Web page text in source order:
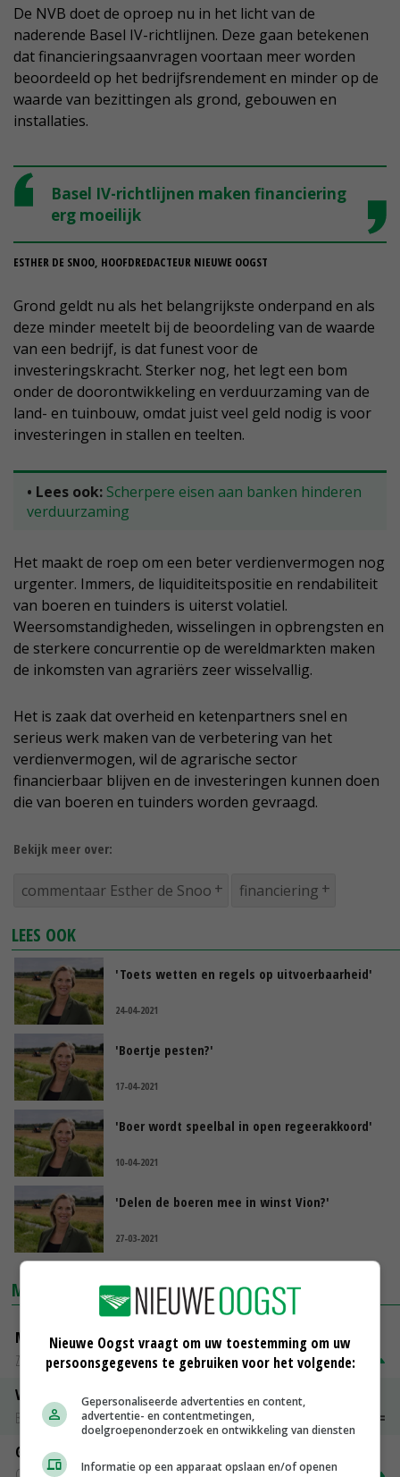
De NVB doet de oproep nu in het licht van de
naderende Basel IV-richtlijnen. Deze gaan betekenen
dat financieringsaanvragen voortaan meer worden
beoordeeld op het bedrijfsrendement en minder op de
waarde van bezittingen als grond, gebouwen en
installaties.
Basel IV-richtlijnen maken financiering
erg moeilijk
ESTHER DE SNOO, HOOFDREDACTEUR NIEUWE OOGST
Grond geldt nu als het belangrijkste onderpand en als
deze minder meetelt bij de beoordeling van de waarde
van een bedrijf, is dat funest voor de
investeringskracht. Sterker nog, het legt een bom
onder de doorontwikkeling en verduurzaming van de
land- en tuinbouw, omdat juist veel geld nodig is voor
investeringen in stallen en teelten.
• Lees ook: Scherpere eisen aan banken hinderen
verduurzaming
Het maakt de roep om een beter verdienvermogen nog
urgenter. Immers, de liquiditeitspositie en rendabiliteit
van boeren en tuinders is uiterst volatiel.
Weersomstandigheden, wisselingen in opbrengsten en
de sterkere concurrentie op de wereldmarkten maken
de inkomsten van agrariërs zeer wisselvallig.
Het is zaak dat overheid en ketenpartners snel en
serieus werk maken van de verbetering van het
verdienvermogen, wil de agrarische sector
financierbaar blijven en de investeringen kunnen doen
die van boeren en tuinders worden gevraagd.
Bekijk meer over:
commentaar Esther de Snoo financiering
LEES OOK
'Toets wetten en regels op uitvoerbaarheid'
24-04-2021
'Boertje pesten?'
17-04-2021
'Boer wordt speelbal in open regeerakkoord'
10-04-2021
'Delen de boeren mee in winst Vion?'
27-03-2021
MARKTPRIJZEN
Magere melkpoeder
Zuivel NL
€ 269,00 € 7,00
Vleeskuikens 2001-2600 gr
Barneveld
Gerst
Nieuwe Oogst vraagt om uw toestemming om uw
persoonsgegevens te gebruiken voor het volgende:
Gepersonaliseerde advertenties en content,
advertentie- en contentmetingen,
doelgroepenonderzoek en ontwikkeling van diensten
Informatie op een apparaat opslaan en/of openen